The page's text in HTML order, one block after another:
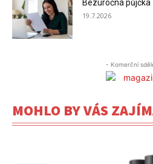
Bezúročná půjčka
19.7.2026
- Komerční
MOHLO BY VÁS